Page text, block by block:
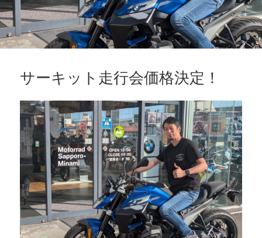
サーキット走行会価格決定！